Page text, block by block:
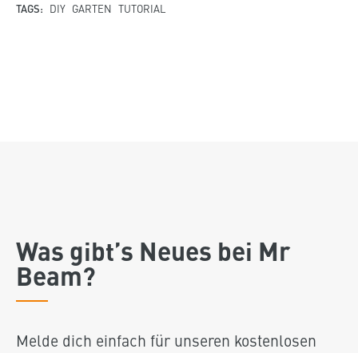
TAGS: DIY GARTEN TUTORIAL
Was gibt’s Neues bei Mr
Beam?
Melde dich einfach für unseren kostenlosen